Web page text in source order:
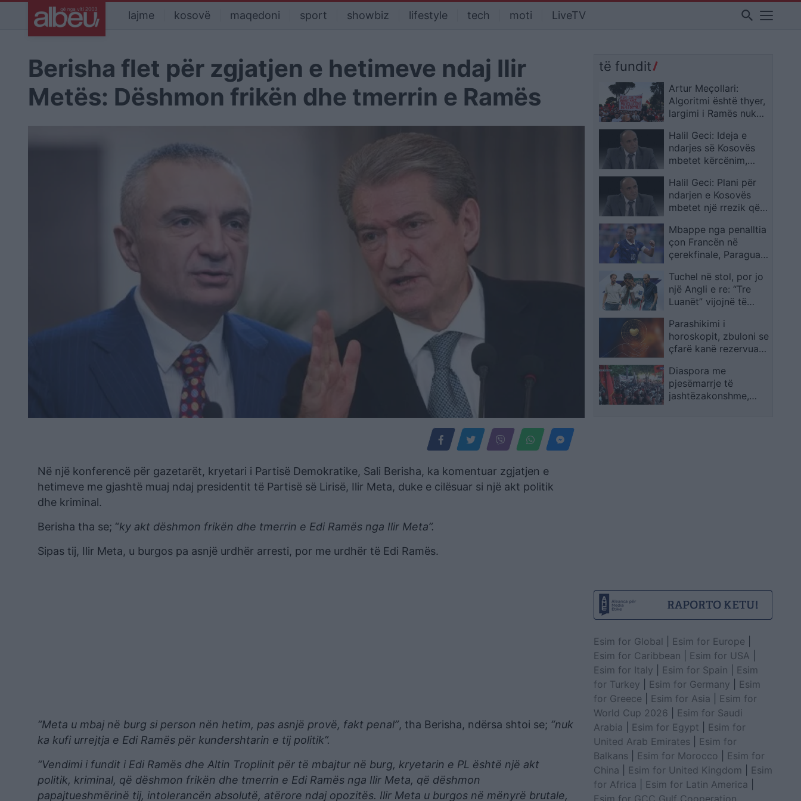
lajme kosovë maqedoni sport showbiz lifestyle tech moti LiveTV search
Berisha flet për zgjatjen e hetimeve ndaj Ilir
Metës: Dëshmon frikën dhe tmerrin e Ramës
Në një konferencë për gazetarët, kryetari i Partisë Demokratike, Sali Berisha, ka komentuar zgjatjen e
hetimeve me gjashtë muaj ndaj presidentit të Partisë së Lirisë, Ilir Meta, duke e cilësuar si një akt politik
dhe kriminal.
Berisha tha se; “ky akt dëshmon frikën dhe tmerrin e Edi Ramës nga Ilir Meta”.
Sipas tij, Ilir Meta, u burgos pa asnjë urdhër arresti, por me urdhër të Edi Ramës.
“Meta u mbaj në burg si person nën hetim, pas asnjë provë, fakt penal”, tha Berisha, ndërsa shtoi se; “nuk
ka kufi urrejtja e Edi Ramës për kundershtarin e tij politik”.
“Vendimi i fundit i Edi Ramës dhe Altin Troplinit për të mbajtur në burg, kryetarin e PL është një akt
politik, kriminal, që dëshmon frikën dhe tmerrin e Edi Ramës nga Ilir Meta, që dëshmon
papajtueshmërinë tij, intolerancën absolutë, atërore ndaj opozitës. Ilir Meta u burgos në mënyrë brutale,
të fundit
Artur Meçollari:
Algoritmi është thyer,
largimi i Ramës nuk
Halil Geci: Ideja e
ndarjes së Kosovës
mbetet kërcënim,
pazar politik
Halil Geci: Plani për
ndarjen e Kosovës
mbetet një rrezik që
atdheu nuk është për
pazare
Mbappe nga penalltia
çon Francën në
çerekfinale, Paraguai
sfide të vështirë
Tuchel në stol, por jo
një Angli e re: “Tre
Luanët” vijojnë të
Southgate
Parashikimi i
horoskopit, zbuloni se
çfarë kanë rezervuar
Diaspora me
pjesëmarrje të
jashtëzakonshme,
Esim for Global Esim for Europe
Esim for Caribbean
Esim for USA
Esim for Italy
Esim for Spain
Esim
for Turkey
Esim for Germany
Esim
for Greece
Esim for Asia
Esim for
World Cup 2026
Esim for Saudi
Arabia
Esim for Egypt
Esim for
United Arab Emirates
Esim for
Balkans
Esim for Morocco
Esim for
China
Esim for United Kingdom
Esim
for Africa
Esim for Latin America
Esim for GCC Gulf Cooperation